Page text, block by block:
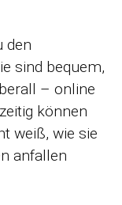
den
sind bequem,
– online
können
weiß, wie sie
anfallen